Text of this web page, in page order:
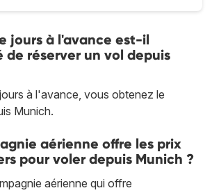
jours à l'avance est-il
de réserver un vol depuis
à l'avance, vous obtenez le
Munich.
aérienne offre les prix
pour voler depuis Munich ?
aérienne qui offre